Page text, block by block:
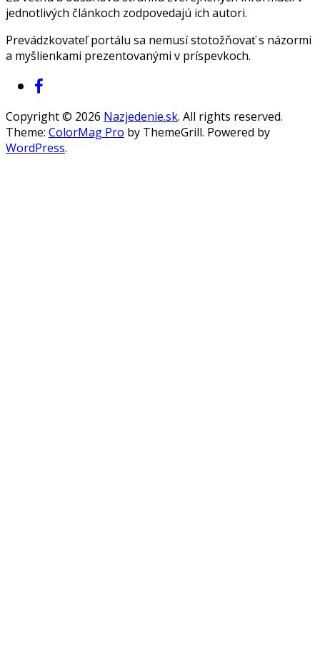
jednotlivých článkoch zodpovedajú ich autori.
Prevádzkovateľ portálu sa nemusí stotožňovať s názormi
a myšlienkami prezentovanými v príspevkoch.
Copyright © 2026 Nazjedenie.sk. All rights reserved.
Theme: ColorMag Pro by ThemeGrill. Powered by
WordPress.